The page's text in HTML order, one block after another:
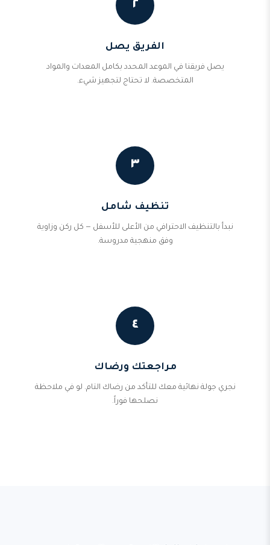
٢
الفريق يصل
يصل فريقنا في الموعد المحدد بكامل المعدات والمواد
المتخصصة. لا تحتاج لتجهيز شيء.
٣
تنظيف شامل
نبدأ بالتنظيف الاحترافي من الأعلى للأسفل — كل ركن وزاوية
وفق منهجية مدروسة.
٤
مراجعتك ورضاك
نجري جولة نهائية معك للتأكد من رضاك التام. لو في ملاحظة
نصلحها فوراً.